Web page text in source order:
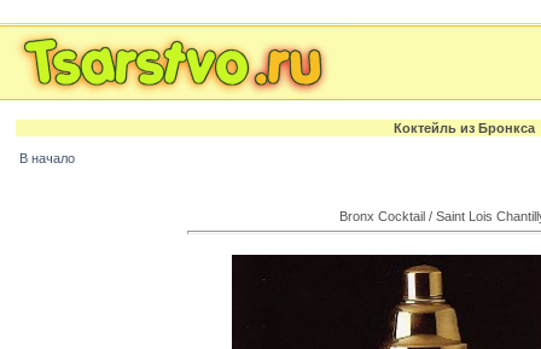
Коктейль из Бpонкса
В начало
Bronx Cocktail / Saint Lois